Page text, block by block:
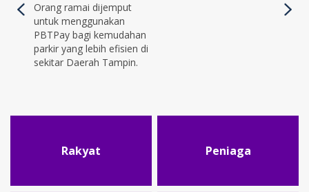
Orang ramai dijemput
untuk menggunakan
PBTPay bagi kemudahan
parkir yang lebih efisien di
sekitar Daerah Tampin.
Rakyat Peniaga